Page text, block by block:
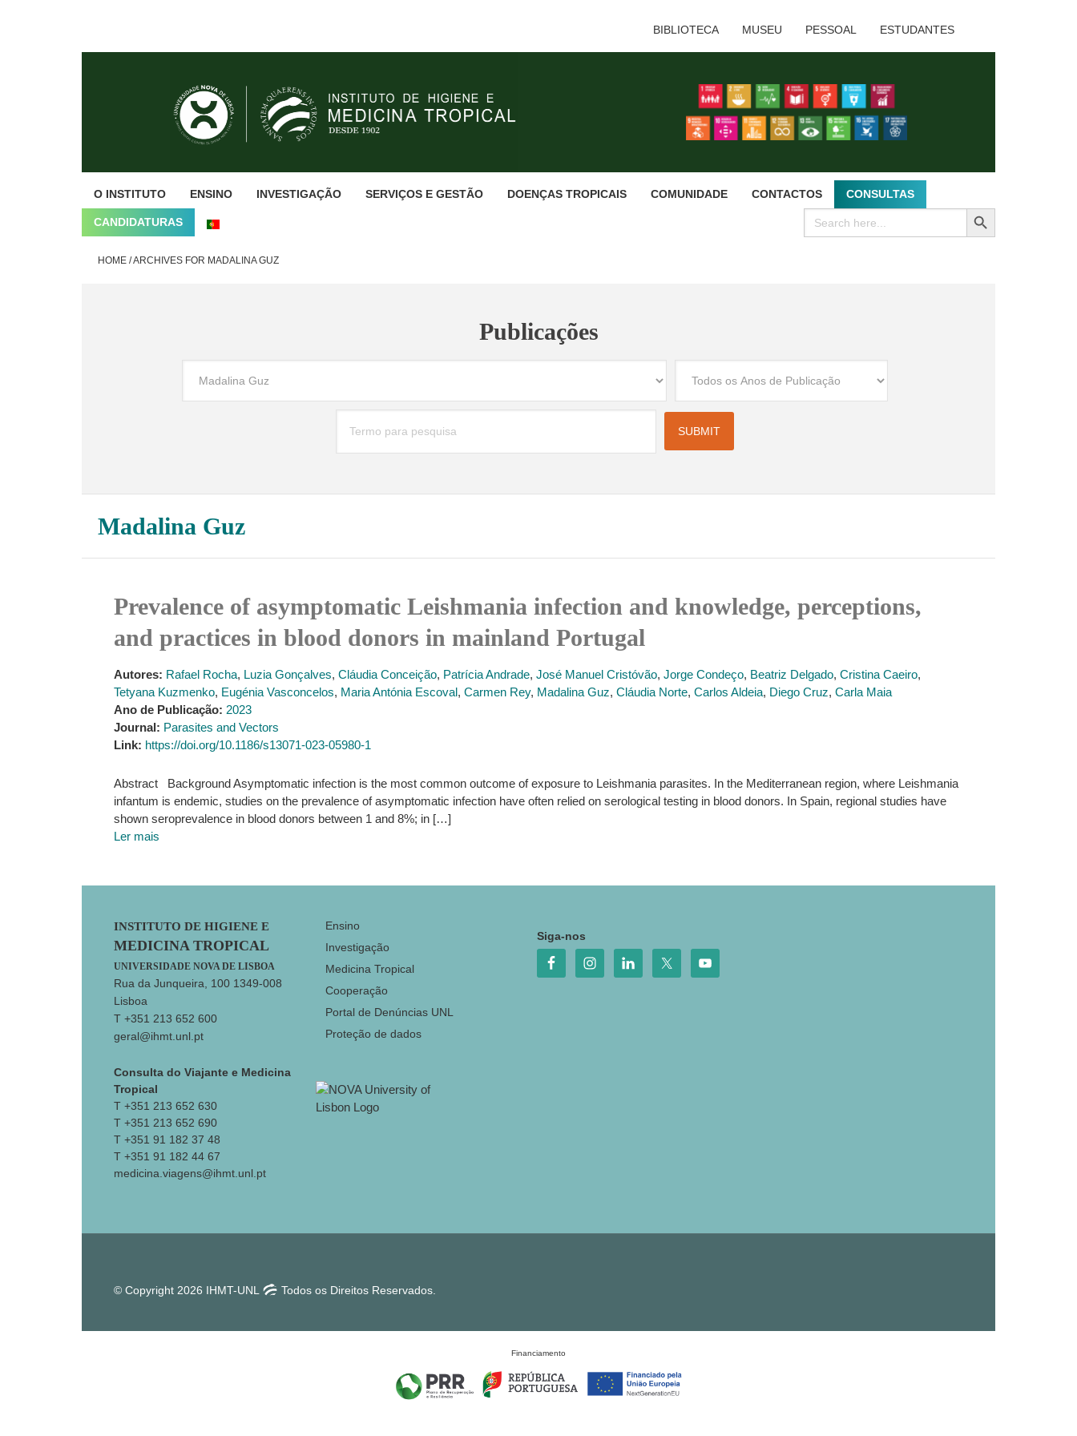
BIBLIOTECA MUSEU PESSOAL ESTUDANTES
O INSTITUTO ENSINO INVESTIGAÇÃO SERVIÇOS E GESTÃO DOENÇAS TROPICAIS COMUNIDADE CONTACTOS CONSULTAS
CANDIDATURAS
Search
for:
SEARCH BUTTON
HOME /ARCHIVES FOR MADALINA GUZ
Publicações
Madalina Guz
Prevalence of asymptomatic Leishmania infection and knowledge, perceptions,
and practices in blood donors in mainland Portugal
Autores: Rafael Rocha, Luzia Gonçalves, Cláudia Conceição, Patrícia Andrade, José Manuel Cristóvão, Jorge Condeço, Beatriz Delgado, Cristina Caeiro,
Tetyana Kuzmenko, Eugénia Vasconcelos, Maria Antónia Escoval, Carmen Rey, Madalina Guz, Cláudia Norte, Carlos Aldeia, Diego Cruz, Carla Maia
Ano de Publicação: 2023
Journal: Parasites and Vectors
Link: https://doi.org/10.1186/s13071-023-05980-1
Abstract Background Asymptomatic infection is the most common outcome of exposure to Leishmania parasites. In the Mediterranean region, where Leishmania
infantum is endemic, studies on the prevalence of asymptomatic infection have often relied on serological testing in blood donors. In Spain, regional studies have
shown seroprevalence in blood donors between 1 and 8%; in […]
Ler mais
Footer
INSTITUTO DE HIGIENE E
MEDICINA TROPICAL
UNIVERSIDADE NOVA DE LISBOA
Rua da Junqueira, 100 1349-008
Lisboa
T +351 213 652 600
geral@ihmt.unl.pt
Consulta do Viajante e Medicina
Tropical
T +351 213 652 630
T +351 213 652 690
T +351 91 182 37 48
T +351 91 182 44 67
medicina.viagens@ihmt.unl.pt
Ensino
Investigação
Medicina Tropical
Cooperação
Portal de Denúncias UNL
Proteção de dados
Siga-nos
© Copyright 2026 IHMT-UNL Todos os Direitos Reservados.
Financiamento